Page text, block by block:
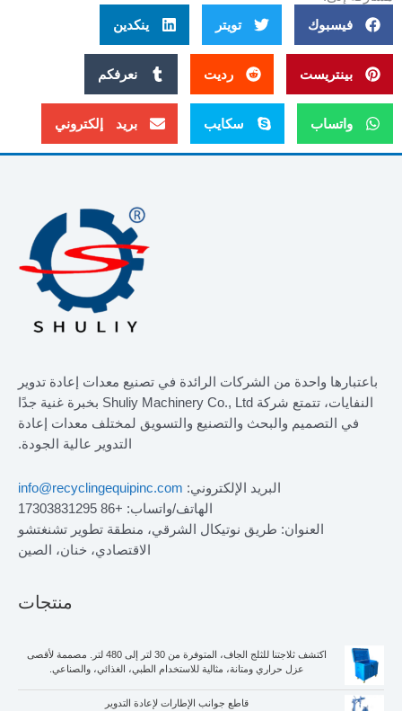
تويتر
رديت نعرفكم
سكايب بريد إلكتروني
واحدة من الشركات الرائدة في تصنيع معدات إعادة تدوير
النفايات، تتمتع شركة Shuliy Machinery Co., Ltd بخبرة غنية جدًا
والبحث والتصنيع والتسويق لمختلف معدات إعادة
التدوير عالية الجودة.
البريد الإلكتروني:info@recyclingequipinc.com
الهاتف/واتساب: +86 17303831295
العنوان: طريق نوتيكال الشرقي، منطقة تطوير تشنغتشو
الاقتصادي، خنان، الصين
اكتشف ثلاجتنا للثلج الجاف، المتوفرة من 30 لتر إلى 480 لتر. مصممة لأقصى
عزل حراري ومتانة، مثالية للاستخدام الطبي، الغذائي، والصناعي.
قاطع جوانب الإطارات لإعادة التدوير